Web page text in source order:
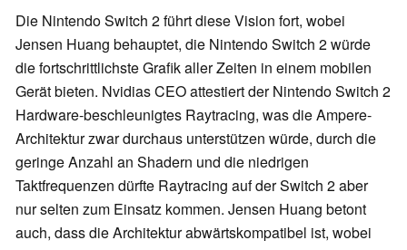
Die Nintendo Switch 2 führt diese Vision fort, wobei
Jensen Huang behauptet, die Nintendo Switch 2 würde
die fortschrittlichste Grafik aller Zeiten in einem mobilen
Gerät bieten. Nvidias CEO attestiert der Nintendo Switch 2
Hardware-beschleunigtes Raytracing, was die Ampere-
Architektur zwar durchaus unterstützen würde, durch die
geringe Anzahl an Shadern und die niedrigen
Taktfrequenzen dürfte Raytracing auf der Switch 2 aber
nur selten zum Einsatz kommen. Jensen Huang betont
auch, dass die Architektur abwärtskompatibel ist, wobei